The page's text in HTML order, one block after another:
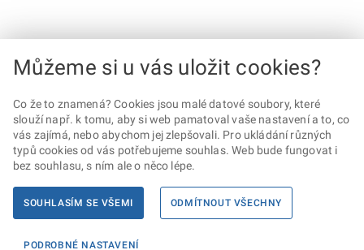
Můžeme si u vás uložit cookies?
Co že to znamená? Cookies jsou malé datové soubory, které
slouží např. k tomu, aby si web pamatoval vaše nastavení a to, co
vás zajímá, nebo abychom jej zlepšovali. Pro ukládání různých
typů cookies od vás potřebujeme souhlas. Web bude fungovat i
bez souhlasu, s ním ale o něco lépe.
SOUHLASÍM SE VŠEMI ODMÍTNOUT VŠECHNY
PODROBNÉ NASTAVENÍ